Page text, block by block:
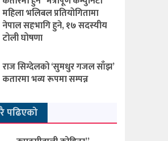
महिला भलिबल प्रतियोगितामा
नेपाल सहभागि हुने, १७ सदस्यीय
टोली घोषणा
राज सिग्देलको ‘सुमधुर गजल साँझ’
कतारमा भव्य रूपमा सम्पन्न
पढिएको